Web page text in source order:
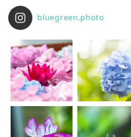
bluegreen.photo